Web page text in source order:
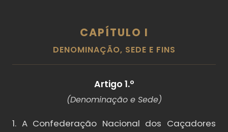
CAPÍTULO I
DENOMINAÇÃO, SEDE E FINS
Artigo 1.º
(Denominação e Sede)
1. A Confederação Nacional dos Caçadores